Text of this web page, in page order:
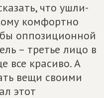
что ушли-
комфортно
оппозиционной
– третье лицо в
все красиво. А
вещи своими
этот